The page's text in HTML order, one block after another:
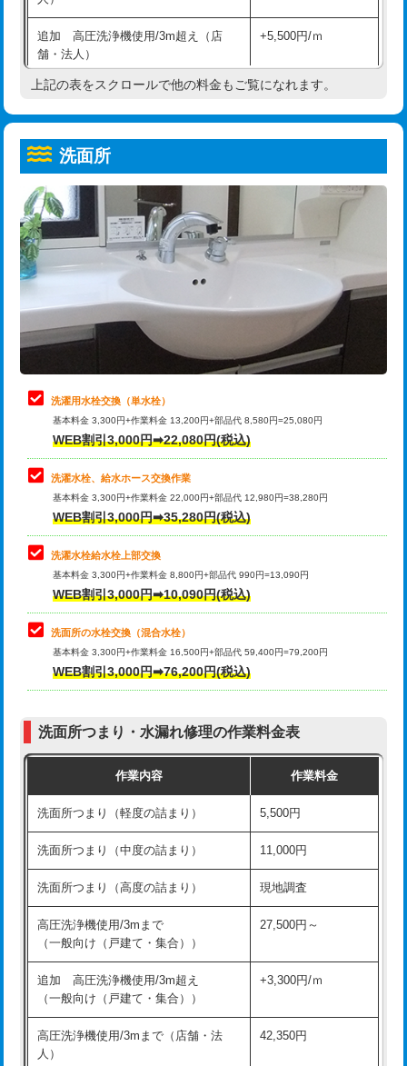
コンクリート斫り（厚さ10㎝超え）
モルタル補修（厚さ10㎝まで） 27,500円
モルタル補修（厚さ10㎝超え） 38,500円
洗面台設置 38,500円
追加人工
廃棄・処分 現場見積
※給水管工事は20mmまでの価格です。
給水管工事※（ホール加工)
給水管工事※（バンド止め) 3,300円
給水管工事※（支持金具設置) 5,500円
給水管工事※（保温材使用（バンド止
め込み）)
5,500円
給水管工事※（土の掘削・埋め戻し作
業)
11,000円
給水管工事※（塩ビ管（VP・HI）使
用/3ｍまで)
33,000円
給水管工事※（塩ビ管（VP・HI）使
用（追加）/3ｍ超え)
給水管工事※（ライニング鋼管・銅
管・ポリ管・HT管使用/3ｍまで)
44,000円
給水管工事※（ライニング鋼管・銅
管・ポリ管・HT管使用/3ｍ超え)
排水管工事（土の掘削・埋め戻し作
業）
排水管工事（排水管工事/3ｍまで） 55,000円
排水管工事（追加 排水管工事/3ｍ超
え）
マス交換（土の掘削・埋め戻し作業）
マス交換（深さ50㎝未満）
マス交換（深さ50㎝以上）
モルタル補修（厚さ10㎝まで） 27,500円
モルタル補修（厚さ10㎝超え） 38,500円
洗面台設置 38,500円
バスタブ設置 現場見積
追加人工 16,500円
廃棄・処分 現場見積
※給水管工事は20mmまでの価格です。
追加 高圧洗浄機使用/3m超え（店
舗・法人）
+5,500円/ｍ
高度高圧洗浄換 現地調査
トーラー機使用/3mまで
追加トーラー機使用/3m超え +3,300円
カメラ調査 33,000円
桝清掃
止水・漏水調査・防水処理・清掃・修
理・調整・分解・加工など（軽作業）
11,000円
止水・漏水調査・防水処理・清掃・修
理・調整・分解・加工など（中作業）
22,000円
止水・漏水調査・防水処理・清掃・修
理・調整・分解・加工など（重作業）
33,000円
キッチンタンク脱着
その他部品の脱着
交換・取付（タンク）
交換・取付(単水栓（壁付・デッキ
式）)
交換・取付(混合水栓（壁付・デッキ
式・ワンホール）)
16,500円+材料費
（P/S/ポップアップ））
交換・取付（その他部品） 11,000円+材料費
持込商品取付（単水栓） 13,200円
持込商品取付（混合水栓） 16,500円
持込商品取付（浄水器・分岐水栓） 16,500円
給水管工事※（ホール加工) 16,500円
給水管工事※（バンド止め)
給水管工事※（支持金具設置) 5,500円
給水管工事※（保温材使用（バンド止
め込み）)
5,500円
上記の表をスクロールで他の料金もご覧になれます。
洗面所
洗濯用水栓交換（単水栓）
基本料金 3,300円+作業料金 13,200円+部品代 8,580円=25,080円
WEB割引3,000円➡22,080円(税込)
洗濯水栓、給水ホース交換作業
基本料金 3,300円+作業料金 22,000円+部品代 12,980円=38,280円
WEB割引3,000円➡35,280円(税込)
洗濯水栓給水栓上部交換
基本料金 3,300円+作業料金 8,800円+部品代 990円=13,090円
WEB割引3,000円➡10,090円(税込)
洗面所の水栓交換（混合水栓）
基本料金 3,300円+作業料金 16,500円+部品代 59,400円=79,200円
WEB割引3,000円➡76,200円(税込)
洗面所つまり・水漏れ修理の作業料金表
作業内容 作業料金
洗面所つまり（軽度の詰まり） 5,500円
洗面所つまり（中度の詰まり） 11,000円
洗面所つまり（高度の詰まり） 現地調査
高圧洗浄機使用/3mまで
（一般向け（戸建て・集合））
27,500円～
追加 高圧洗浄機使用/3m超え
（一般向け（戸建て・集合））
+3,300円/ｍ
高圧洗浄機使用/3mまで（店舗・法
人）
42,350円